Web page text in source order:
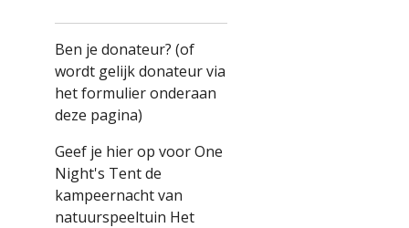
Ben je donateur? (of
wordt gelijk donateur via
het formulier onderaan
deze pagina)
Geef je hier op voor One
Night's Tent de
kampeernacht van
natuurspeeltuin Het